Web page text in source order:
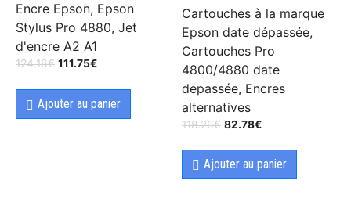
Encre Epson, Epson
Stylus Pro 4880, Jet
d'encre A2 A1
124.16€ 111.75€
Ajouter au panier
Cartouches à la marque
Epson date dépassée,
Cartouches Pro
4800/4880 date
depassée, Encres
alternatives
118.26€ 82.78€
Ajouter au panier